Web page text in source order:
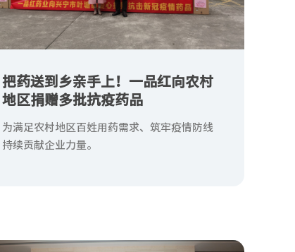
把药送到乡亲手上！一品红向农村
地区捐赠多批抗疫药品
为满足农村地区百姓用药需求、筑牢疫情防线
持续贡献企业力量。